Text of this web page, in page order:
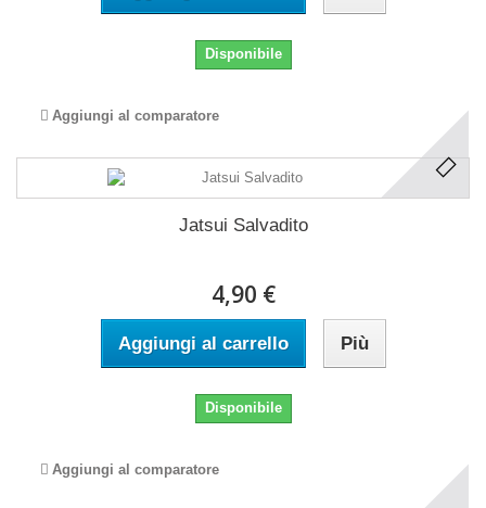
Disponibile
Aggiungi al comparatore
Jatsui Salvadito
4,90 €
Aggiungi al carrello Più
Disponibile
Aggiungi al comparatore